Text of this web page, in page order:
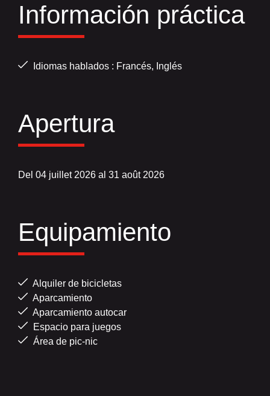
Información práctica
Idiomas hablados : Francés, Inglés
Apertura
Del 04 juillet 2026 al 31 août 2026
Equipamiento
Alquiler de bicicletas
Aparcamiento
Aparcamiento autocar
Espacio para juegos
Área de pic-nic